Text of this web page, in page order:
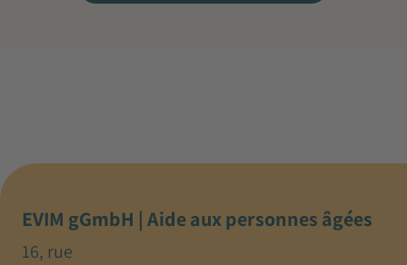
EVIM gGmbH | Aide aux personnes âgées
16, rue